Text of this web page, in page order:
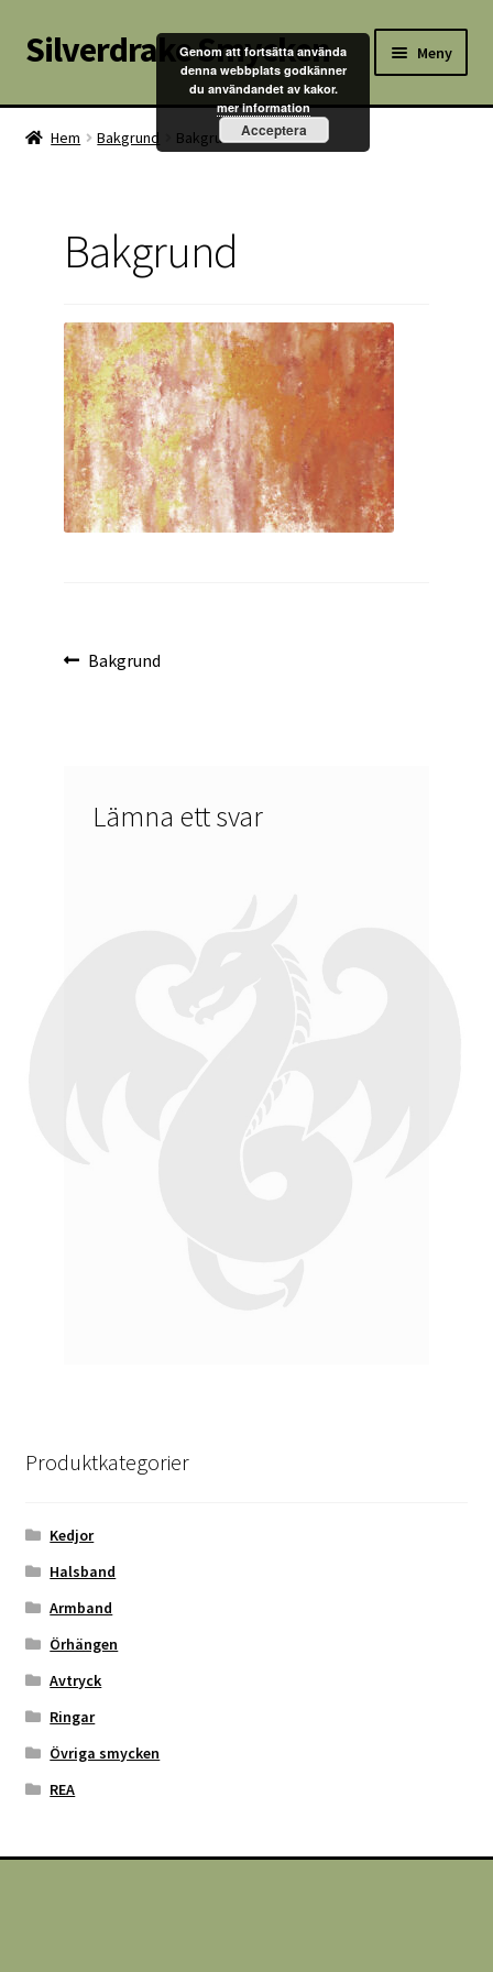
Hoppa
till
Hoppa
till
Silverdrake Smycken Meny
Hem
Kassan
Mitt konto
Hem Bakgrund Bakgrund
Bakgrund
Inläggsnavigering
Föregående
Bakgrund
Lämna ett svar
Produktkategorier
Kedjor
Halsband
Armband
Örhängen
Avtryck
Ringar
Övriga smycken
REA
Genom att fortsätta använda
denna webbplats godkänner
du användandet av kakor.
mer information
Acceptera